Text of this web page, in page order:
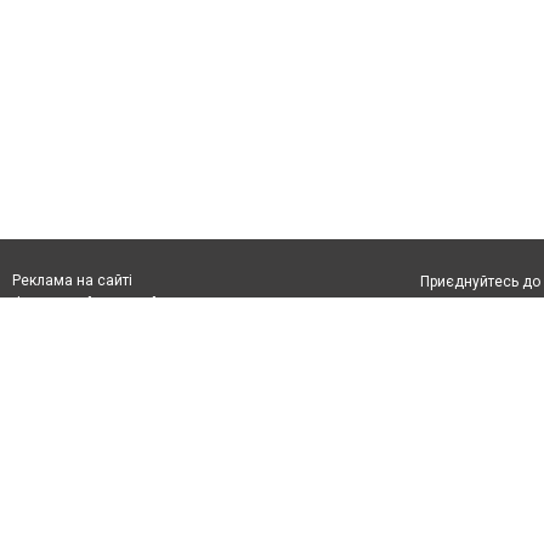
Реклама на сайті
Франшиза "CitySites"
Приєднуйтесь до